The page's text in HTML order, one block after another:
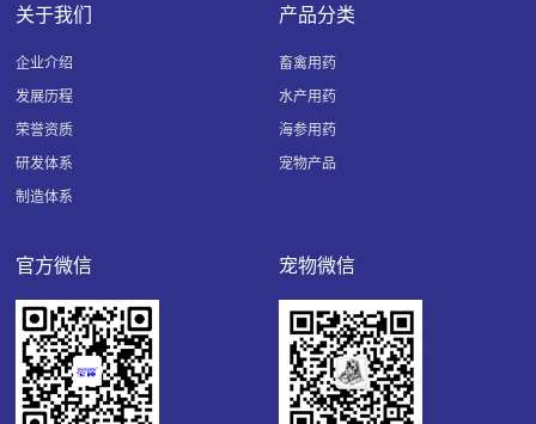
关于我们
企业介绍
发展历程
荣誉资质
研发体系
制造体系
产品分类
畜禽用药
水产用药
海参用药
宠物产品
官方微信 宠物微信